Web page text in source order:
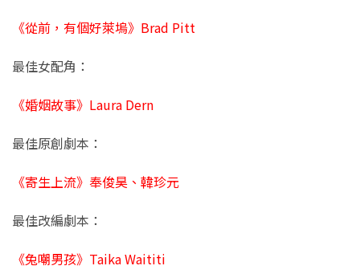
《從前，有個好萊塢》Brad Pitt
最佳女配角：
《婚姻故事》Laura Dern
最佳原創劇本：
《寄生上流》奉俊昊、韓珍元
最佳改編劇本：
《兔嘲男孩》Taika Waititi